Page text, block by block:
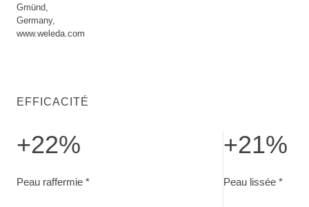
Gmünd,
Germany,
www.weleda.com
EFFICACITÉ
+22%
Peau raffermie *
+21%
Peau lissée *